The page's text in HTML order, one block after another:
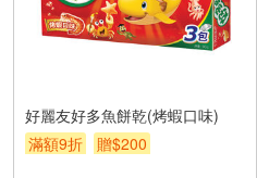
好麗友好多魚餅乾(烤蝦口味)
滿額9折
贈$200